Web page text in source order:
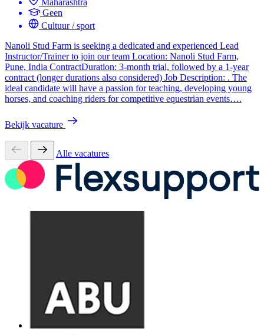
Maharashtra
Geen
Cultuur / sport
Nanoli Stud Farm is seeking a dedicated and experienced Lead
Instructor/Trainer to join our team Location: Nanoli Stud Farm,
Pune, India ContractDuration: 3-month trial, followed by a 1-year
contract (longer durations also considered) Job Description: . The
ideal candidate will have a passion for teaching, developing young
horses, and coaching riders for competitive equestrian events….
Bekijk vacature
Alle vacatures